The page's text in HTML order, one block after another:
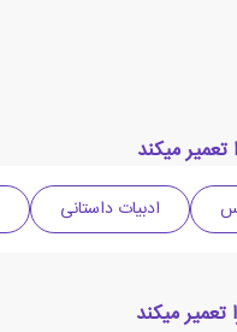
میکند
ادبیات داستانی
تعمیر میکند